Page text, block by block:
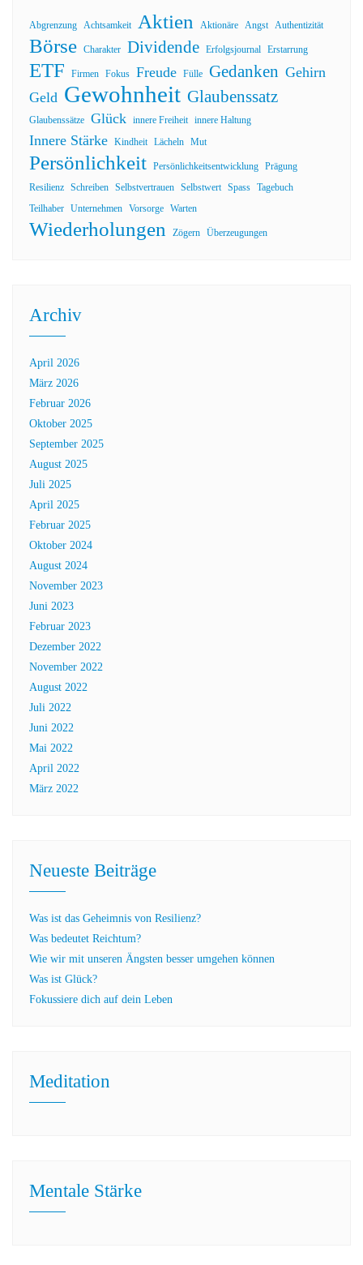
Abgrenzung Achtsamkeit Aktien Aktionäre Angst Authentizität
Börse Charakter Dividende Erfolgsjournal Erstarrung
ETF Firmen Fokus Freude Fülle Gedanken Gehirn
Geld Gewohnheit Glaubenssatz
Glaubenssätze Glück innere Freiheit innere Haltung
Innere Stärke Kindheit Lächeln Mut
Persönlichkeit Persönlichkeitsentwicklung Prägung
Resilienz Schreiben Selbstvertrauen Selbstwert Spass Tagebuch
Teilhaber Unternehmen Vorsorge Warten
Wiederholungen Zögern Überzeugungen
Archiv
April 2026
März 2026
Februar 2026
Oktober 2025
September 2025
August 2025
Juli 2025
April 2025
Februar 2025
Oktober 2024
August 2024
November 2023
Juni 2023
Februar 2023
Dezember 2022
November 2022
August 2022
Juli 2022
Juni 2022
Mai 2022
April 2022
März 2022
Neueste Beiträge
Was ist das Geheimnis von Resilienz?
Was bedeutet Reichtum?
Wie wir mit unseren Ängsten besser umgehen können
Was ist Glück?
Fokussiere dich auf dein Leben
Meditation
Mentale Stärke